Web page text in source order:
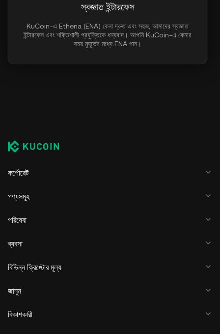
স্বজ্ঞাত ইন্টারফেস
KuCoin-এ Ethena (ENA) কেনা দ্রুত এবং সহজ, আমাদের স্বজ্ঞাত
ইন্টারফেস এবং শক্তিশালী প্রযুক্তিকে ধন্যবাদ। আপনি KuCoin-এ কেনার
সময় মুহূর্তের মধ্যে ENA পান।
কর্পোরেট
পণ্যসমূহ
পরিষেবা
ব্যবসা
বিভিন্ন ক্রিপ্টোর মূল্য
জানুন
বিকাশকারী